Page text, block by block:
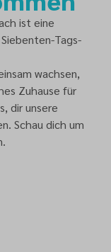
ist eine
Tags-
wachsen,
Zuhause für
dir unsere
Schau dich um